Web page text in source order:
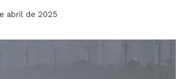
abril de 2025